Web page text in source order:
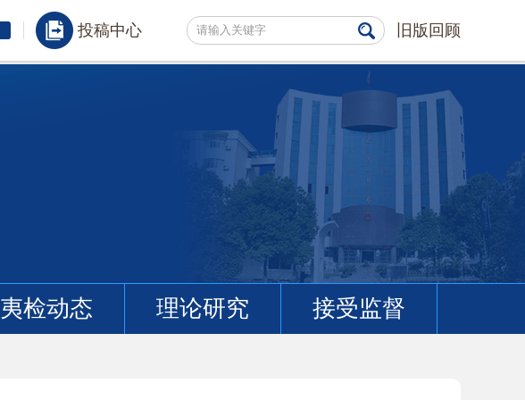
投稿中心 旧版回顾
夷检动态 理论研究 接受监督